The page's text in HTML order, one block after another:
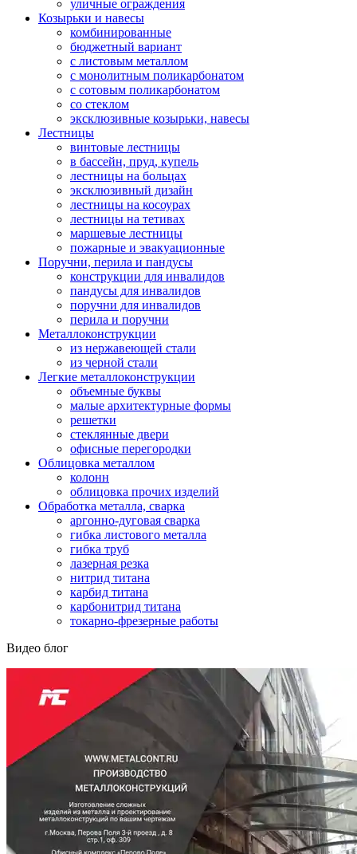
уличные ограждения
Козырьки и навесы
комбинированные
бюджетный вариант
с листовым металлом
с монолитным поликарбонатом
с сотовым поликарбонатом
со стеклом
эксклюзивные козырьки, навесы
Лестницы
винтовые лестницы
в бассейн, пруд, купель
лестницы на больцах
эксклюзивный дизайн
лестницы на косоурах
лестницы на тетивах
маршевые лестницы
пожарные и эвакуационные
Поручни, перила и пандусы
конструкции для инвалидов
пандусы для инвалидов
поручни для инвалидов
перила и поручни
Металлоконструкции
из нержавеющей стали
из черной стали
Легкие металлоконструкции
объемные буквы
малые архитектурные формы
решетки
стеклянные двери
офисные перегородки
Облицовка металлом
колонн
облицовка прочих изделий
Обработка металла, сварка
аргонно-дуговая сварка
гибка листового металла
гибка труб
лазерная резка
нитрид титана
карбид титана
карбонитрид титана
токарно-фрезерные работы
Видео блог